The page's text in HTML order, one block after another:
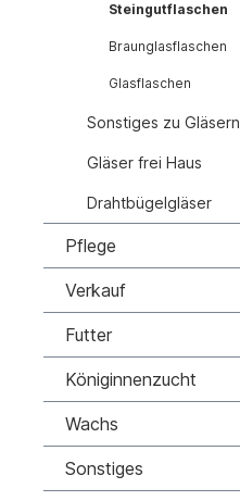
Steingutflaschen
Braunglasflaschen
Glasflaschen
Sonstiges zu Gläsern
Gläser frei Haus
Drahtbügelgläser
Pflege
Verkauf
Futter
Königinnenzucht
Wachs
Sonstiges